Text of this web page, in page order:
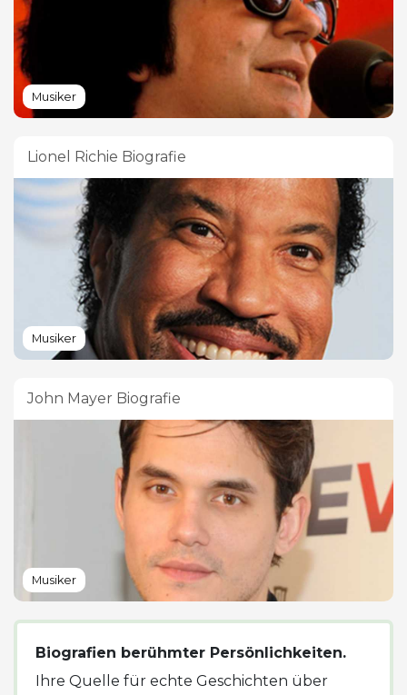
Musiker
Lionel Richie Biografie
Musiker
John Mayer Biografie
Musiker
Biografien berühmter Persönlichkeiten.
Ihre Quelle für echte Geschichten über